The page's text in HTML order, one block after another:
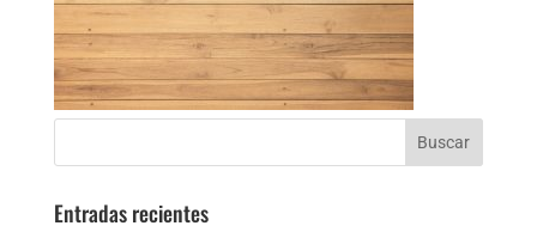
Entradas recientes